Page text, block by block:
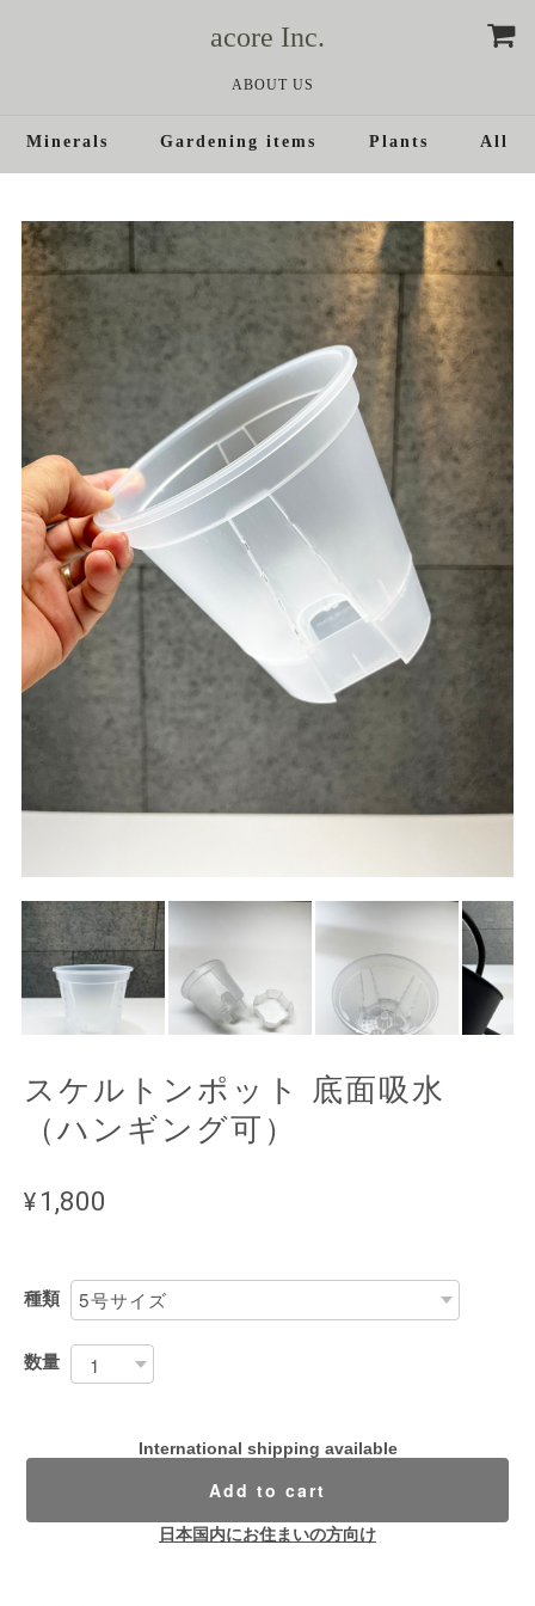
acore Inc.
ABOUT US
Minerals Gardening items Plants All
スケルトンポット 底面吸水
（ハンギング可）
¥1,800
種類
数量
International shipping available
Add to cart
日本国内にお住まいの方向け